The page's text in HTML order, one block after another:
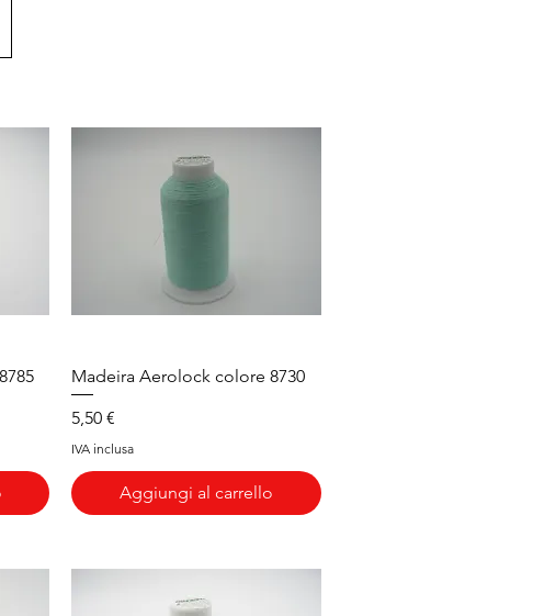
Vista rapida
Madeira Aerolock colore 8730
Prezzo
5,50 €
IVA inclusa
Aggiungi al carrello